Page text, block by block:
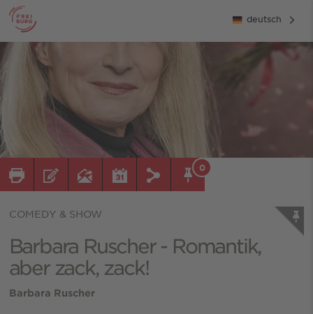
deutsch
0
COMEDY & SHOW
Barbara Ruscher - Romantik,
aber zack, zack!
Barbara Ruscher